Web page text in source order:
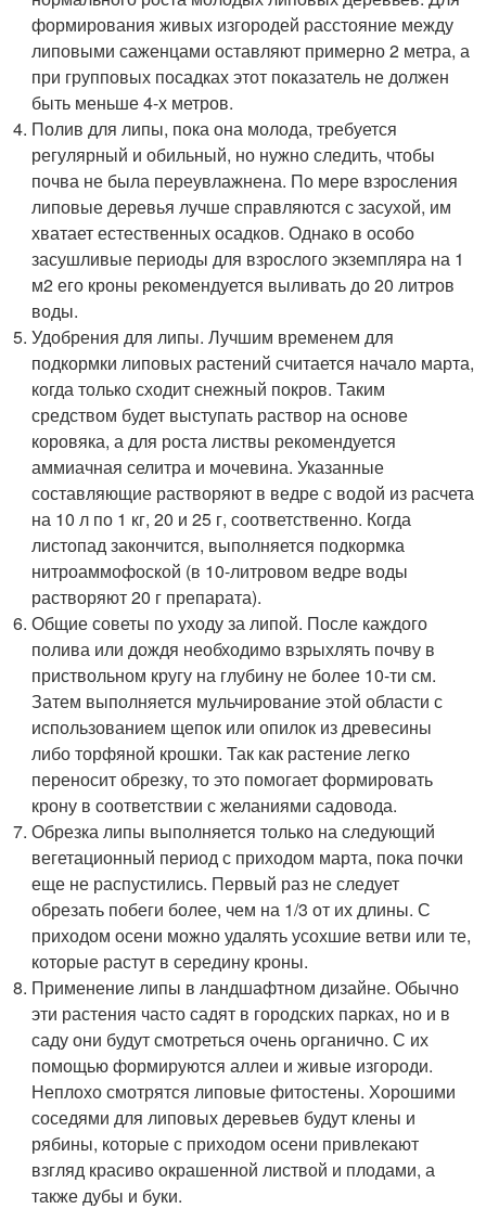
формирования живых изгородей расстояние между
липовыми саженцами оставляют примерно 2 метра, а
при групповых посадках этот показатель не должен
быть меньше 4-х метров.
Полив для липы, пока она молода, требуется
регулярный и обильный, но нужно следить, чтобы
почва не была переувлажнена. По мере взросления
липовые деревья лучше справляются с засухой, им
хватает естественных осадков. Однако в особо
засушливые периоды для взрослого экземпляра на 1
м2 его кроны рекомендуется выливать до 20 литров
воды.
Удобрения для липы. Лучшим временем для
подкормки липовых растений считается начало марта,
когда только сходит снежный покров. Таким
средством будет выступать раствор на основе
коровяка, а для роста листвы рекомендуется
аммиачная селитра и мочевина. Указанные
составляющие растворяют в ведре с водой из расчета
на 10 л по 1 кг, 20 и 25 г, соответственно. Когда
листопад закончится, выполняется подкормка
нитроаммофоской (в 10-литровом ведре воды
растворяют 20 г препарата).
Общие советы по уходу за липой. После каждого
полива или дождя необходимо взрыхлять почву в
приствольном кругу на глубину не более 10-ти см.
Затем выполняется мульчирование этой области с
использованием щепок или опилок из древесины
либо торфяной крошки. Так как растение легко
переносит обрезку, то это помогает формировать
крону в соответствии с желаниями садовода.
Обрезка липы выполняется только на следующий
вегетационный период с приходом марта, пока почки
еще не распустились. Первый раз не следует
обрезать побеги более, чем на 1/3 от их длины. С
приходом осени можно удалять усохшие ветви или те,
которые растут в середину кроны.
Применение липы в ландшафтном дизайне. Обычно
эти растения часто садят в городских парках, но и в
саду они будут смотреться очень органично. С их
помощью формируются аллеи и живые изгороди.
Неплохо смотрятся липовые фитостены. Хорошими
соседями для липовых деревьев будут клены и
рябины, которые с приходом осени привлекают
взгляд красиво окрашенной листвой и плодами, а
также дубы и буки.